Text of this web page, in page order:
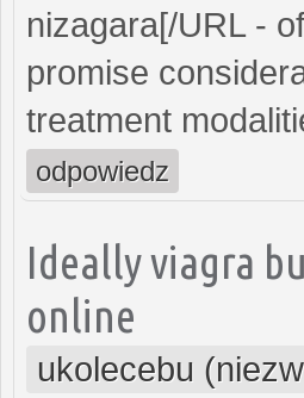
nizagara[/URL -
promise
treatment
odpowiedz
Ideally viagra
online
ukolecebu